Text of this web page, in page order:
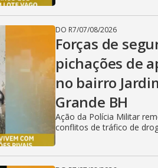
DO R7/07/08/2026
Forças de
pichações de
no bairro
Grande BH
Ação da Polícia Militar
conflitos de tráfico de